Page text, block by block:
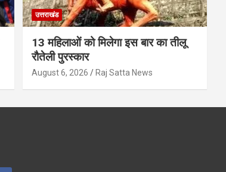
उत्तराखंड
13 महिलाओं को मिलेगा इस बार का तीलू
रौतेली पुरस्कार
August 6, 2026 Raj Satta News